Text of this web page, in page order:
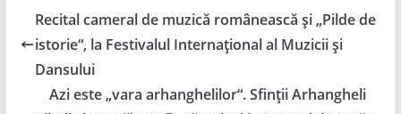
Recital cameral de muzică românească și „Pilde de
istorie“, la Festivalul Internațional al Muzicii și
Dansului
Azi este „vara arhanghelilor“. Sfinții Arhangheli